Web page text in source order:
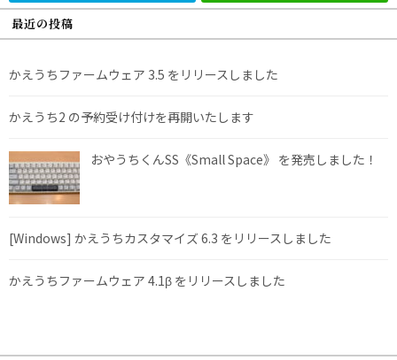
最近の投稿
かえうちファームウェア 3.5 をリリースしました
かえうち2 の予約受け付けを再開いたします
おやうちくんSS《Small Space》 を発売しました！
[Windows] かえうちカスタマイズ 6.3 をリリースしました
かえうちファームウェア 4.1β をリリースしました